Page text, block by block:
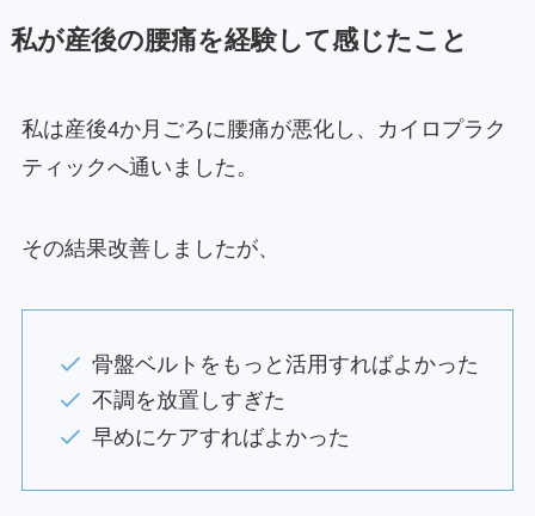
私が産後の腰痛を経験して感じたこと
私は産後4か月ごろに腰痛が悪化し、カイロプラク
ティックへ通いました。
その結果改善しましたが、
骨盤ベルトをもっと活用すればよかった
不調を放置しすぎた
早めにケアすればよかった